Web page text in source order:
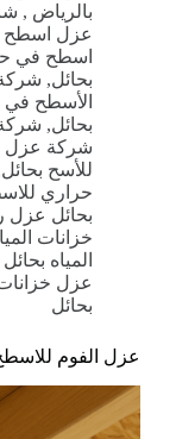
بالرياض ,
عزل اسطح
اسطح في
بحائل,
الأسطح في
بحائل,
شركة عزل
للأسح بحائل
حراري
بحائل عزل
خزانات
المياه
عزل
بحائل
عزل الفوم